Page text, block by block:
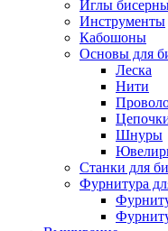
Иглы
Инструменты
Кабошоны
Основы для
Леска
Нити
Шнуры
Станки для
Фурнитура